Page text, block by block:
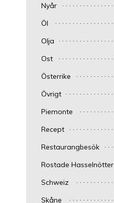
Nyår
Öl
Olja
Ost
Österrike
Övrigt
Piemonte
Recept
Restaurangbesök
Rostade Hasselnötter
Schweiz
Skåne